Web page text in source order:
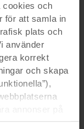
cookies och
för att samla in
plats och
använder
korrekt
och skapa
på ditt